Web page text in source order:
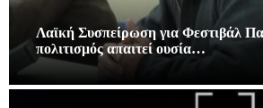
Λαϊκή Συσπείρωση για Φεστιβάλ
πολιτισμός απαιτεί ουσία…